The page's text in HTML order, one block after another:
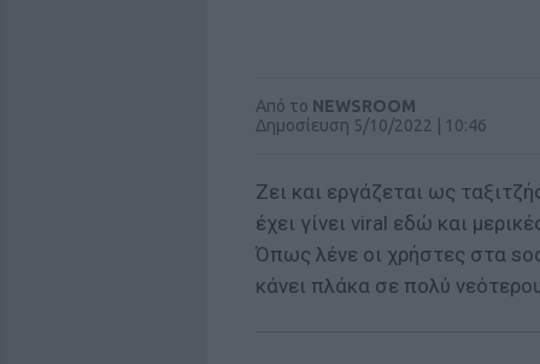
Από το NEWSROOM
Δημοσίευση 5/10/2022 | 10:46
Ζει και εργάζεται ως
έχει γίνει viral εδώ και
Όπως λένε οι χρήστες στα
κάνει πλάκα σε πολύ